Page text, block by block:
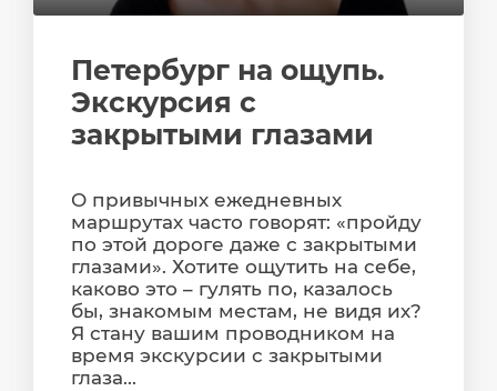
Петербург на ощупь.
Экскурсия с
закрытыми глазами
О привычных ежедневных
маршрутах часто говорят: «пройду
по этой дороге даже с закрытыми
глазами». Хотите ощутить на себе,
каково это – гулять по, казалось
бы, знакомым местам, не видя их?
Я стану вашим проводником на
время экскурсии с закрытыми
глаза...